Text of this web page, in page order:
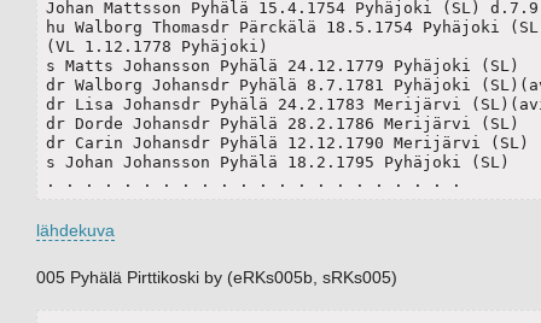
Johan Mattsson Pyhälä 15.4.1754 Pyhäjoki (SL)
hu Walborg Thomasdr Pärckälä 18.5.1754 Pyhäjoki
(VL 1.12.1778 Pyhäjoki)
s Matts Johansson Pyhälä 24.12.1779 Pyhäjoki (SL)
dr Walborg Johansdr Pyhälä 8.7.1781 Pyhäjoki
dr Lisa Johansdr Pyhälä 24.2.1783 Merijärvi
dr Dorde Johansdr Pyhälä 28.2.1786 Merijärvi (SL)
dr Carin Johansdr Pyhälä 12.12.1790 Merijärvi (SL)
s Johan Johansson Pyhälä 18.2.1795 Pyhäjoki (SL)
. . . . . . . . . . . . . . . . . . . . . .
lähdekuva
005 Pyhälä Pirttikoski by (eRKs005b, sRKs005)